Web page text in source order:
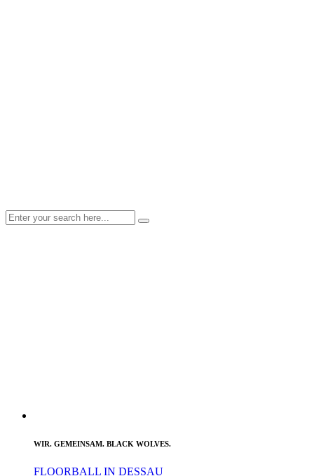
WIR. GEMEINSAM. BLACK WOLVES.
FLOORBALL IN DESSAU